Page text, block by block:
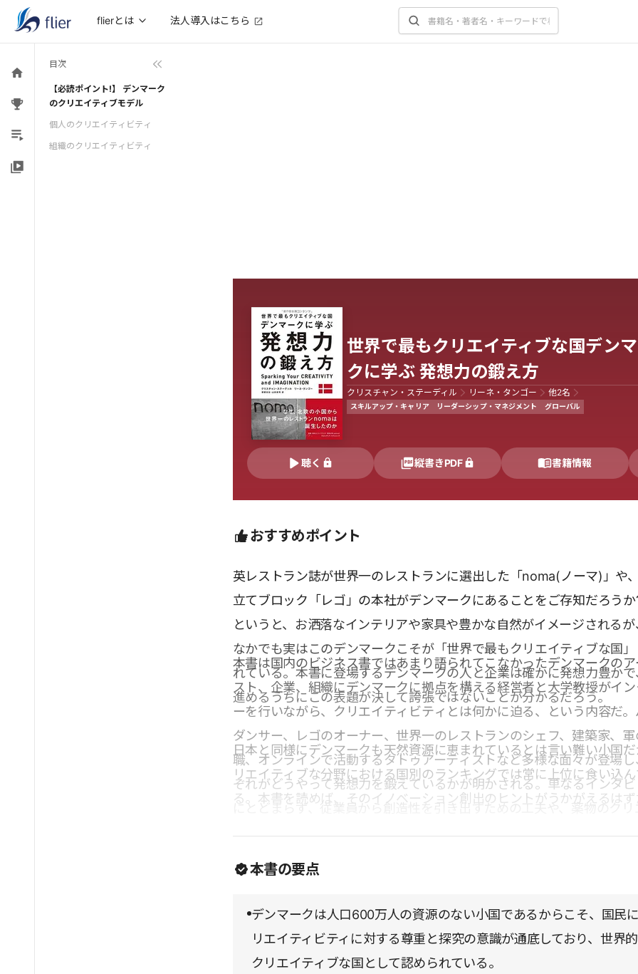
flierとは 法人導入はこちら
目次
【必読ポイント!】 デンマーク
のクリエイティブモデル
個人のクリエイティビティ
組織のクリエイティビティ
世界で最もクリエイティブな国デン
クに学ぶ 発想力の鍛え方
クリスチャン・ステーディル リーネ・タンゴー 他2名
スキルアップ・キャリア リーダーシップ・マネジメント グローバル
聴く 縦書きPDF 書籍情報
おすすめポイント
英レストラン誌が世界一のレストランに選出した「noma(ノーマ)」や
立てブロック「レゴ」の本社がデンマークにあることをご存知だろうか
というと、お洒落なインテリアや家具や豊かな自然がイメージされる
なかでも実はこのデンマークこそが「世界で最もクリエイティブな国
れている。本書に登場するデンマークの人と企業は確かに発想力豊か
進めるうちにこの表題が決して誇張ではないことが分かるだろう。
本書は国内のビジネス書ではあまり語られてこなかったデンマークの
スト、企業、組織にデンマークに拠点を構える経営者と大学教授がイ
ーを行いながら、クリエイティビティとは何かに迫る、という内容だ
ダンサー、レゴのオーナー、世界一のレストランのシェフ、建築家、
職、オンラインで活動するタトゥアーティストなど多様な面々が登場
ぞれがどうやって発想力を鍛えているかが明かされる。単なるインタ
ィビティを高める効果の検証など、多面的な分析が興味深い。
日本と同様にデンマークも天然資源に恵まれているとは言い難い小国
リエイティブな分野における国別のランキングでは常に上位に食い込
る。本書を読めば、そのイノベーション創出のヒントがうかがえるはず
本書の要点
デンマークは人口600万人の資源のない小国であるからこそ、国民
リエイティビティに対する尊重と探究の意識が通底しており、世界
クリエイティブな国として認められている。